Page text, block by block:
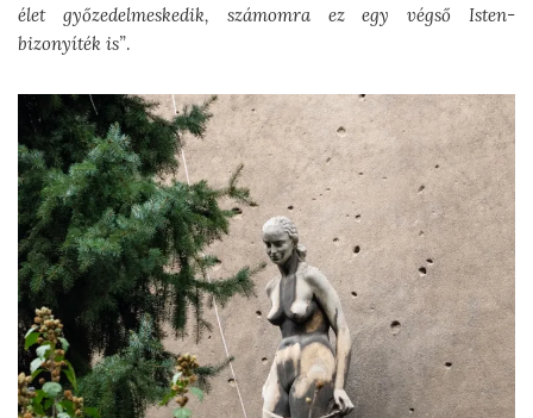
élet győzedelmeskedik, számomra ez egy végső Isten-
bizonyíték is”.